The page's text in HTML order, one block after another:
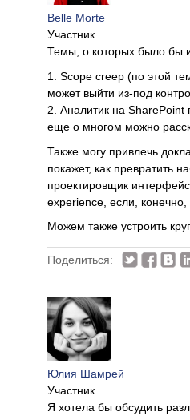
Belle Morte
Участник
Темы, о которых было бы
1. Scope creep (по этой
может выйти из-под
2. Аналитик на
еще о многом можно
Также могу привлечь
покажет, как превратить
проектировщик
experience, если,
Можем также устроить
Поделиться:
Юлия Шамрей
Участник
Я хотела бы обсудить